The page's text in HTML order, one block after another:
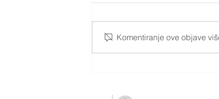
Podružnica u Neretvi
Komentiranje ove objave